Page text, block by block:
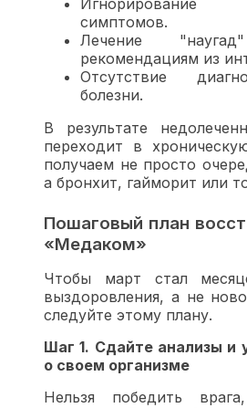
симптомов.
Лечение
рекомендациям из
Отсутствие
болезни.
В результате
переходит в
получаем не просто
а бронхит, гайморит или
Пошаговый план
«Медаком»
Чтобы март стал
выздоровления, а не
следуйте этому плану.
Шаг 1. Сдайте анализы и
о своем организме
Нельзя победить